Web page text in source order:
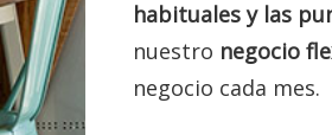
habituales y las
nuestro negocio
negocio cada mes.